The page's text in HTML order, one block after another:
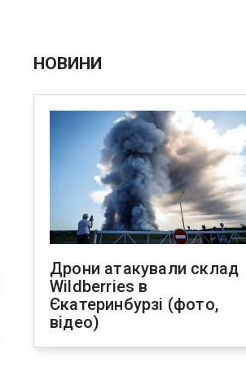
НОВИНИ
Дрони атакували склад
Wildberries в
Єкатеринбурзі (фото,
відео)